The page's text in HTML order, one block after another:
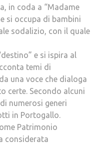
in coda a “Madame
si occupa di bambini
sodalizio, con il quale
e si ispira al
temi di
una voce che dialoga
certe. Secondo alcuni
numerosi generi
in Portogallo.
Patrimonio
considerata